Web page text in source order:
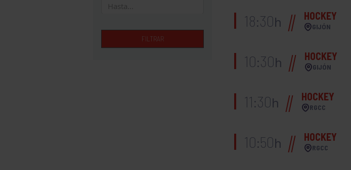
FILTRAR
18:30h HOCKEY
GIJÓN
10:30h HOCKEY
GIJÓN
11:30h HOCKEY
RGCC
10:50h HOCKEY
RGCC